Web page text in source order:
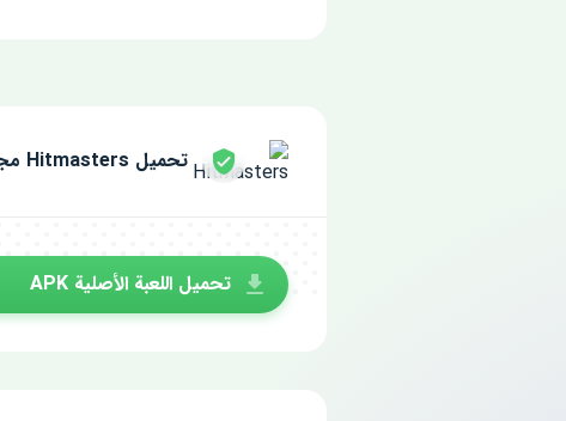
تحميل Hitmasters مجانا للاندرويد
تحميل اللعبة الأصلية APK